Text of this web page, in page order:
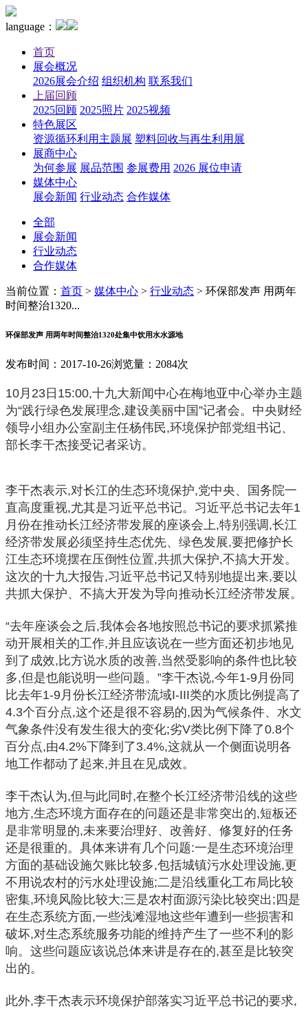
language：
首页
展会概况
2026展会介绍 组织机构 联系我们
上届回顾
2025回顾 2025照片 2025视频
特色展区
资源循环利用主题展 塑料回收与再生利用展
展商中心
为何参展 展品范围 参展费用 2026 展位申请
媒体中心
展会新闻 行业动态 合作媒体
全部
展会新闻
行业动态
合作媒体
当前位置： 首页 > 媒体中心 > 行业动态 > 环保部发声 用两年
时间整治1320...
环保部发声 用两年时间整治1320处集中饮用水水源地
发布时间：2017-10-26浏览量：2084次
10月23日15:00,十九大新闻中心在梅地亚中心举办主题
为“践行绿色发展理念,建设美丽中国”记者会。中央财经
领导小组办公室副主任杨伟民,环境保护部党组书记、
部长李干杰接受记者采访。
李干杰表示,对长江的生态环境保护,党中央、国务院一
直高度重视,尤其是习近平总书记。习近平总书记去年1
月份在推动长江经济带发展的座谈会上,特别强调,长江
经济带发展必须坚持生态优先、绿色发展,要把修护长
江生态环境摆在压倒性位置,共抓大保护,不搞大开发。
这次的十九大报告,习近平总书记又特别地提出来,要以
共抓大保护、不搞大开发为导向推动长江经济带发展。
“去年座谈会之后,我体会各地按照总书记的要求抓紧推
动开展相关的工作,并且应该说在一些方面还初步地见
到了成效,比方说水质的改善,当然受影响的条件也比较
多,但是也能说明一些问题。”李干杰说,今年1-9月份同
比去年1-9月份长江经济带流域I-III类的水质比例提高了
4.3个百分点,这个还是很不容易的,因为气候条件、水文
气象条件没有发生很大的变化;劣V类比例下降了0.8个
百分点,由4.2%下降到了3.4%,这就从一个侧面说明各
地工作都动了起来,并且在见成效。
李干杰认为,但与此同时,在整个长江经济带沿线的这些
地方,生态环境方面存在的问题还是非常突出的,短板还
是非常明显的,未来要治理好、改善好、修复好的任务
还是很重的。具体来讲有几个问题:一是生态环境治理
方面的基础设施欠账比较多,包括城镇污水处理设施,更
不用说农村的污水处理设施;二是沿线重化工布局比较
密集,环境风险比较大;三是农村面源污染比较突出;四是
在生态系统方面,一些浅滩湿地这些年遭到一些损害和
破坏,对生态系统服务功能的维持产生了一些不利的影
响。这些问题应该说总体来讲是存在的,甚至是比较突
出的。
此外,李干杰表示环境保护部落实习近平总书记的要求,